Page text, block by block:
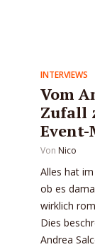
INTERVIEWS
Vom
Zufall
Von Nico
Alles hat
ob es
wirklich
Dies
Andrea